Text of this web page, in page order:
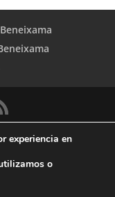
y
experiencia en
o